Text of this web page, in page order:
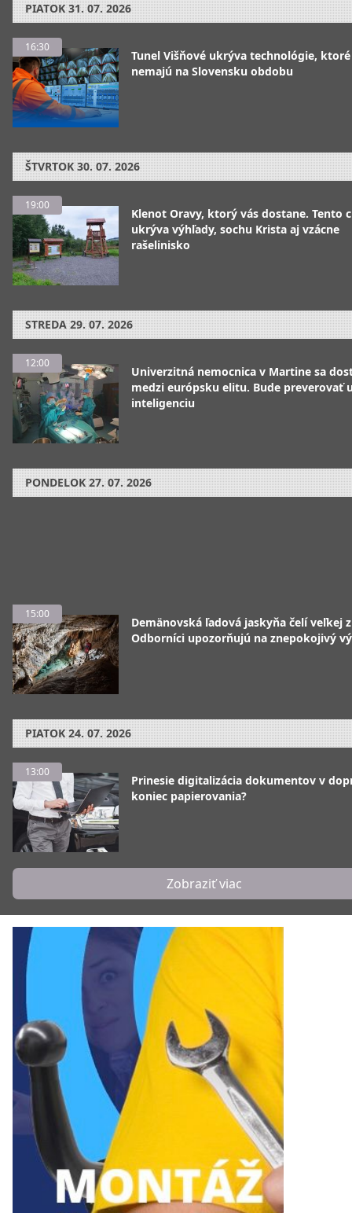
PIATOK 31. 07. 2026
16:30
Tunel Višňové ukrýva technológie, ktoré
nemajú na Slovensku obdobu
ŠTVRTOK 30. 07. 2026
19:00
Klenot Oravy, ktorý vás dostane. Tento
ukrýva výhľady, sochu Krista aj vzácne
rašelinisko
STREDA 29. 07. 2026
12:00
Univerzitná nemocnica v Martine sa
medzi európsku elitu. Bude preverovať
inteligenciu
PONDELOK 27. 07. 2026
15:00
Demänovská ľadová jaskyňa čelí veľkej
Odborníci upozorňujú na znepokojivý
PIATOK 24. 07. 2026
13:00
Prinesie digitalizácia dokumentov v
koniec papierovania?
Zobraziť viac